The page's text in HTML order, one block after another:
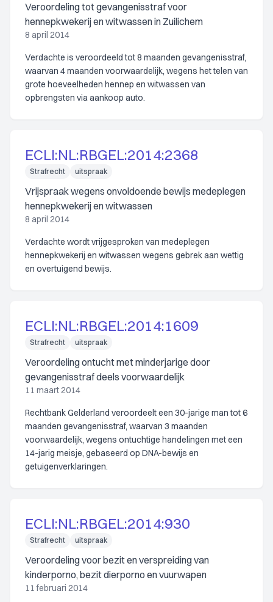
Veroordeling tot gevangenisstraf voor
hennepkwekerij en witwassen in Zuilichem
8 april 2014
Verdachte is veroordeeld tot 8 maanden gevangenisstraf,
waarvan 4 maanden voorwaardelijk, wegens het telen van
grote hoeveelheden hennep en witwassen van
opbrengsten via aankoop auto.
ECLI:NL:RBGEL:2014:2368
Strafrecht uitspraak
Vrijspraak wegens onvoldoende bewijs medeplegen
hennepkwekerij en witwassen
8 april 2014
Verdachte wordt vrijgesproken van medeplegen
hennepkwekerij en witwassen wegens gebrek aan wettig
en overtuigend bewijs.
ECLI:NL:RBGEL:2014:1609
Strafrecht uitspraak
Veroordeling ontucht met minderjarige door
gevangenisstraf deels voorwaardelijk
11 maart 2014
Rechtbank Gelderland veroordeelt een 30-jarige man tot 6
maanden gevangenisstraf, waarvan 3 maanden
voorwaardelijk, wegens ontuchtige handelingen met een
14-jarig meisje, gebaseerd op DNA-bewijs en
getuigenverklaringen.
ECLI:NL:RBGEL:2014:930
Strafrecht uitspraak
Veroordeling voor bezit en verspreiding van
kinderporno, bezit dierporno en vuurwapen
11 februari 2014